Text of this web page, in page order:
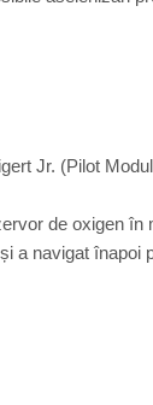
Jr. (Pilot
de oxigen
a navigat înapoi